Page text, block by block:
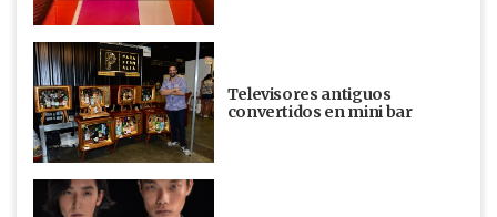
Televisores antiguos
convertidos en mini bar